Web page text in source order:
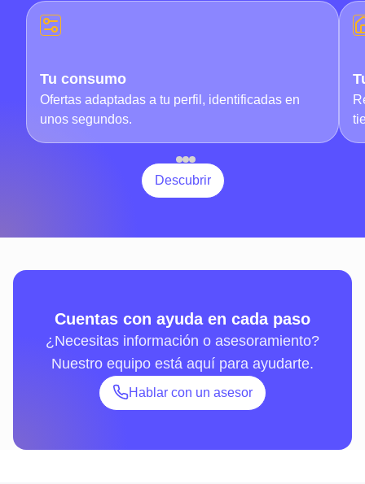
Tu consumo
Ofertas adaptadas a tu perfil, identificadas en
unos segundos.
Su consumo
Horas perdidas comparando ofertas de energía e
internet.
Descubrir
Cuentas con ayuda en cada paso
¿Necesitas información o asesoramiento?
Nuestro equipo está aquí para ayudarte.
Hablar con un asesor